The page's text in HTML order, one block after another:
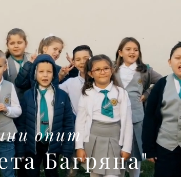
опит
Багряна"